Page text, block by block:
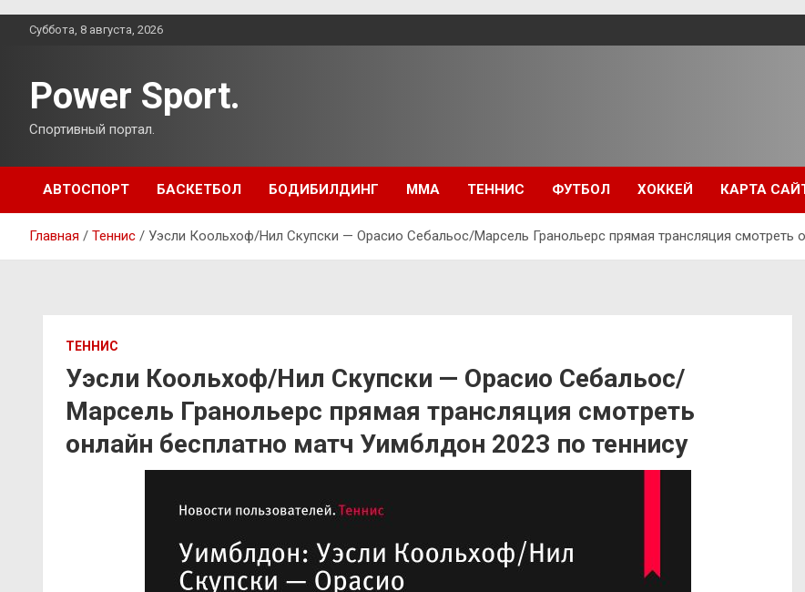
ПерейтиСуббота, 8 августа, 2026
Power Sport.
Спортивный портал.
АВТОСПОРТ БАСКЕТБОЛ БОДИБИЛДИНГ ММА ТЕННИС ФУТБОЛ ХОККЕЙ КАРТА
Главная Теннис Уэсли Коольхоф/Нил Скупски — Орасио Себальос/Марсель Гранольерс прямая трансляция смотреть
ТЕННИС
Уэсли Коольхоф/Нил Скупски — Орасио Себальос/
Марсель Гранольерс прямая трансляция смотреть
онлайн бесплатно матч Уимблдон 2023 по теннису